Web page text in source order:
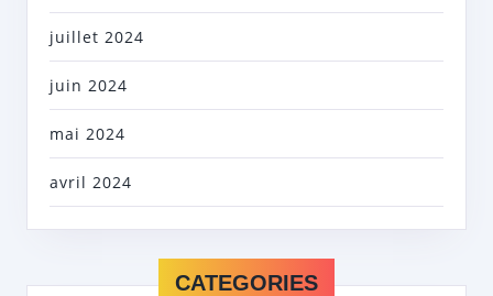
juillet 2024
juin 2024
mai 2024
avril 2024
CATEGORIES